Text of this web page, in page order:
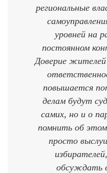
региональные
уровней на
постоянном
Доверие жителей
повышается
делам будут
самих, но и о
помнить об
просто
обсуждать